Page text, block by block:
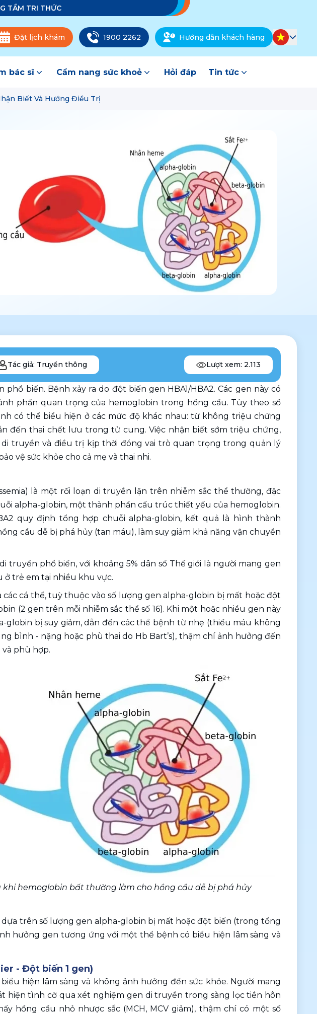
TẦM TRI THỨC
Đặt lịch khám 1900 2262 Hướng dẫn khách hàng
bác sĩ Cẩm nang sức khoẻ Hỏi đáp Tin tức
Biết Và Hướng Điều Trị
Tác giả: Truyền thông Lượt xem: 2.113
phổ biến. Bệnh xảy ra do đột biến gen HBA1/HBA2. Các gen này có
phần quan trọng của hemoglobin trong hồng cầu. Tùy theo số
có thể biểu hiện ở các mức độ khác nhau: từ không triệu chứng
đến thai chết lưu trong tử cung. Việc nhận biết sớm triệu chứng,
truyền và điều trị kịp thời đóng vai trò quan trọng trong quản lý
vệ sức khỏe cho cả mẹ và thai nhi.
là một rối loạn di truyền lặn trên nhiễm sắc thể thường, đặc
alpha-globin, một thành phần cấu trúc thiết yếu của hemoglobin.
quy định tổng hợp chuỗi alpha-globin, kết quả là hình thành
cầu dễ bị phá hủy (tan máu), làm suy giảm khả năng vận chuyển
truyền phổ biến, với khoảng 5% dân số Thế giới là người mang gen
ở trẻ em tại nhiều khu vực.
cá thể, tuỳ thuộc vào số lượng gen alpha-globin bị mất hoặc đột
(2 gen trên mỗi nhiễm sắc thể số 16). Khi một hoặc nhiều gen này
globin bị suy giảm, dẫn đến các thể bệnh từ nhẹ (thiếu máu không
bình - nặng hoặc phù thai do Hb Bart’s), thậm chí ảnh hưởng đến
phù hợp.
hemoglobin bất thường làm cho hồng cầu dễ bị phá hủy
dựa trên số lượng gen alpha-globin bị mất hoặc đột biến (trong tổng
hưởng gen tương ứng với một thể bệnh có biểu hiện lâm sàng và
- Đột biến 1 gen)
hiện lâm sàng và không ảnh hưởng đến sức khỏe. Người mang
hiện tình cờ qua xét nghiệm gen di truyền trong sàng lọc tiền hôn
hồng cầu nhỏ nhược sắc (MCH, MCV giảm), thậm chí có một số